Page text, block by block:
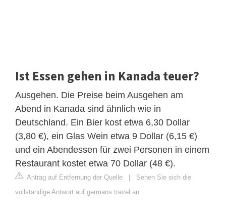
Ist Essen gehen in Kanada teuer?
Ausgehen. Die Preise beim Ausgehen am
Abend in Kanada sind ähnlich wie in
Deutschland. Ein Bier kost etwa 6,30 Dollar
(3,80 €), ein Glas Wein etwa 9 Dollar (6,15 €)
und ein Abendessen für zwei Personen in einem
Restaurant kostet etwa 70 Dollar (48 €).
Antrag auf Entfernung der Quelle | Sehen Sie sich die
vollständige Antwort auf germans.travel an